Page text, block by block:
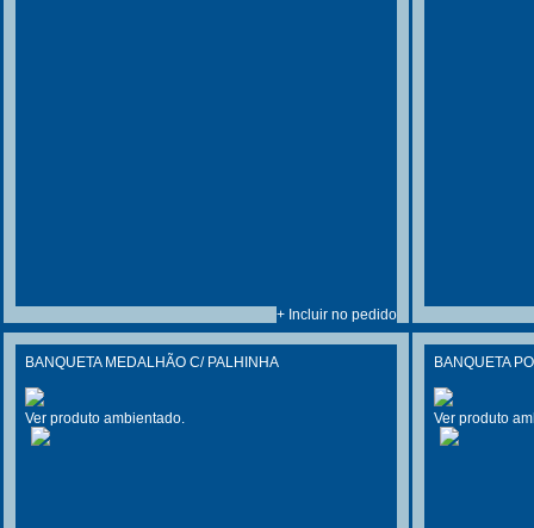
+ Incluir no pedido
BANQUETA MEDALHÃO C/ PALHINHA
Ver produto ambientado.
BANQUETA
Ver produto